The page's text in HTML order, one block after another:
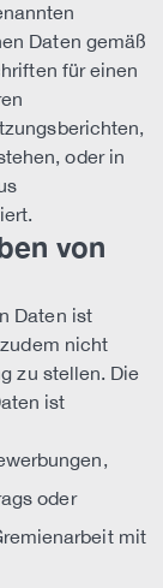
Daten gemäß
für einen
oder in
von
Daten ist
nicht
zu stellen. Die
ist
oder
mit